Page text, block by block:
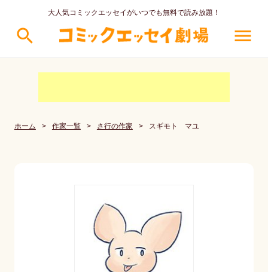
大人気コミックエッセイがいつでも無料で読み放題！
search menu
ホーム > 作家一覧 > さ行の作家 > スギモト マユ